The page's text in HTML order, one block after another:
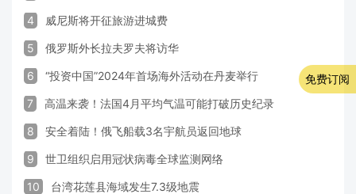
4 威尼斯将开征旅游进城费
5 俄罗斯外长拉夫罗夫将访华
6 “投资中国”2024年首场海外活动在丹麦举行
7 高温来袭！法国4月平均气温可能打破历史纪录
8 安全着陆！俄飞船载3名宇航员返回地球
9 世卫组织启用冠状病毒全球监测网络
10 台湾花莲县海域发生7.3级地震
免费订阅